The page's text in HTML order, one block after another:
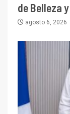
de Belleza
agosto 6, 2026